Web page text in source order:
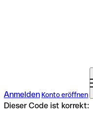
Anmelden Konto eröffnen
Dieser Code ist korrekt: